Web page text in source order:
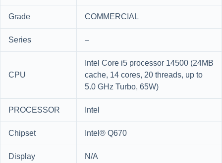
Grade
COMMERCIAL
Series
–
CPU
Intel Core i5 processor 14500 (24MB
cache, 14 cores, 20 threads, up to
5.0 GHz Turbo, 65W)
PROCESSOR
Intel
Chipset
Intel® Q670
Display
N/A